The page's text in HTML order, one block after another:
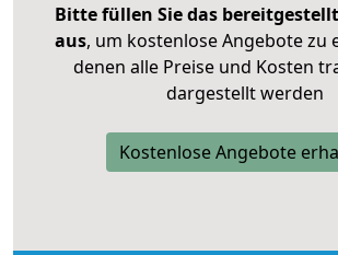
Bitte füllen Sie das
aus, um kostenlose Angebote zu
denen alle Preise und Kosten
dargestellt werden
Kostenlose Angebote